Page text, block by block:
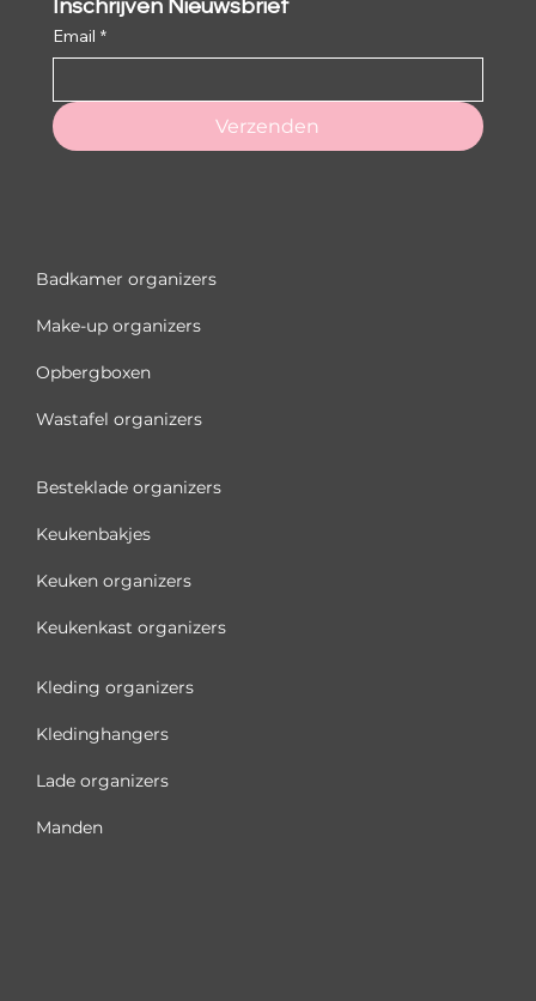
Inschrijven Nieuwsbrief
Email *
Verzenden
Besteklade organizers
Keukenbakjes
Keuken organizers
Keukenkast organizers
Badkamer organizers
Make-up organizers
Opbergboxen
Wastafel organizers
Kleding organizers
Kledinghangers
Lade organizers
Manden